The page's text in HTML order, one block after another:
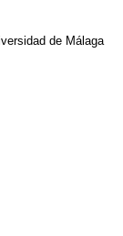
de Málaga